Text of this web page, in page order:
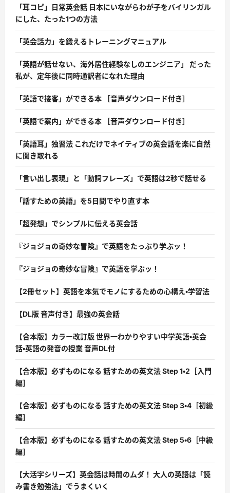
「耳コピ」日常英会話 日本にいながらわが子をバイリンガル
にした、たった1つの方法
「英会話力」を鍛えるトレーニングマニュアル
「英語が話せない、海外居住経験なしのエンジニア」 だった
私が、定年後に同時通訳者になれた理由
「英語で接客」ができる本 ［音声ダウンロード付き］
「英語で案内」ができる本 ［音声ダウンロード付き］
「英語耳」独習法 これだけでネイティブの英会話を楽に自然
に聞き取れる
「言い出し表現」と「動詞フレーズ」で英語は2秒で話せる
「話すための英語」を5日間でやり直す本
「超発想」でシンプルに伝える英会話
『ジョジョの奇妙な冒険』で英語をたっぷり学ぶッ！
『ジョジョの奇妙な冒険』で英語を学ぶッ！
【2冊セット】英語を本気でモノにするための心構え・学習法
【DL版 音声付き】最強の英会話
【合本版】カラー改訂版 世界一わかりやすい中学英語・英会
話・英語の発音の授業 音声DL付
【合本版】必ずものになる 話すための英文法 Step 1・2［入門
編］
【合本版】必ずものになる 話すための英文法 Step 3・4［初級
編］
【合本版】必ずものになる 話すための英文法 Step 5・6［中級
編］
【大活字シリーズ】英会話は時間のムダ！ 大人の英語は「読
み書き勉強法」でうまくいく